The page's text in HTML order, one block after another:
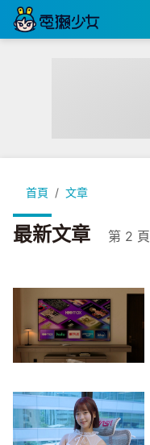
首頁 文章
最新文章 第 2 頁